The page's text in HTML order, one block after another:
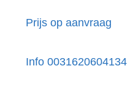
Prijs op aanvraag
Info 0031620604134